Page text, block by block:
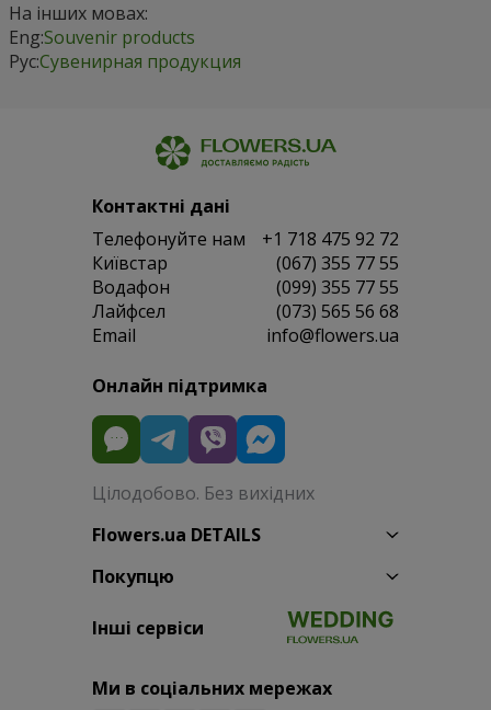
На інших мовах:
Eng:Souvenir products
Рус:Сувенирная продукция
Контактні дані
Телефонуйте нам
+1 718 475 92 72
Київстар
(067) 355 77 55
Водафон
(099) 355 77 55
Лайфсел
(073) 565 56 68
Email
info@flowers.ua
Онлайн підтримка
Цілодобово. Без вихідних
Flowers.ua DETAILS
Покупцю
Інші сервіси
Ми в соціальних мережах